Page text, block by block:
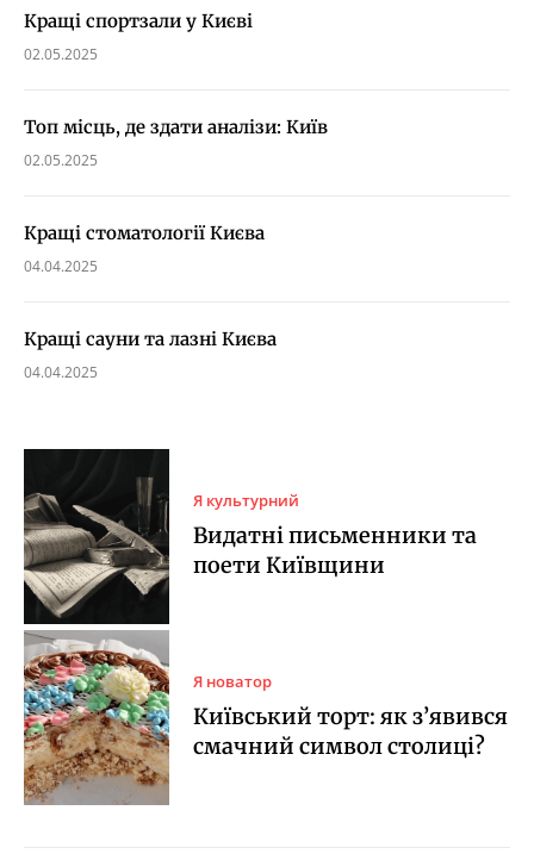
Кращі спортзали у Києві
02.05.2025
Топ місць, де здати аналізи: Київ
02.05.2025
Кращі стоматології Києва
04.04.2025
Кращі сауни та лазні Києва
04.04.2025
Я культурний
Видатні письменники та
поети Київщини
Я новатор
Київський торт: як з’явився
смачний символ столиці?